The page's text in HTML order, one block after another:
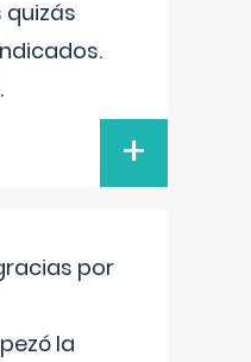
quizás
+
por
la